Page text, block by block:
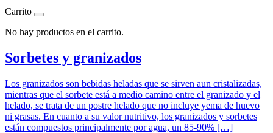
Carrito
No hay productos en el carrito.
Sorbetes y granizados
Los granizados son bebidas heladas que se sirven aun cristalizadas,
mientras que el sorbete está a medio camino entre el granizado y el
helado, se trata de un postre helado que no incluye yema de huevo
ni grasas. En cuanto a su valor nutritivo, los granizados y sorbetes
están compuestos principalmente por agua, un 85-90% […]